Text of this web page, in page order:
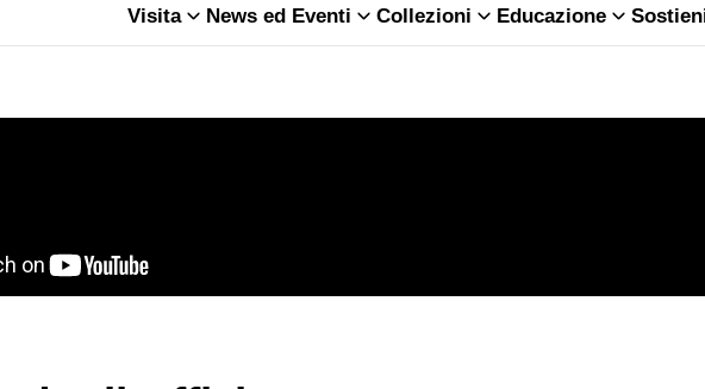
Chiusura temporanea del Tesoro dei Granduchi
Visita News ed Eventi Collezioni Educazione